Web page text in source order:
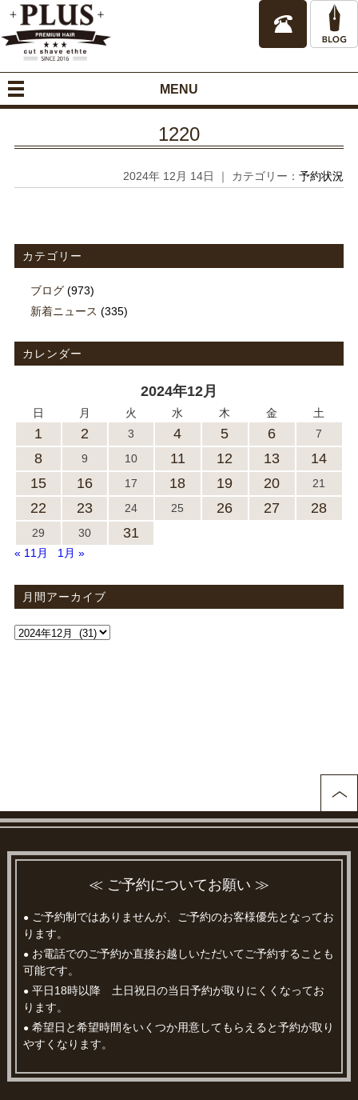
MENU
1220
2024年 12月 14日 ｜ カテゴリー：予約状況
カテゴリー
ブログ(973)
新着ニュース (335)
カレンダー
2024年12月
日 月 火 水 木 金 土
1 2 3 4 5 6 7
8 9 10 11 12 13
14
15
16 17 18 19 20 21
22 23 24 25 26 27 28
29 30 31
« 11月 1月 »
月間アーカイブ
≪ ご予約についてお願い ≫
● ご予約制ではありませんが、ご予約のお客様優先となってお
ります。
● お電話でのご予約か直接お越しいただいてご予約することも
可能です。
● 平日18時以降 土日祝日の当日予約が取りにくくなってお
ります。
● 希望日と希望時間をいくつか用意してもらえると予約が取り
やすくなります。